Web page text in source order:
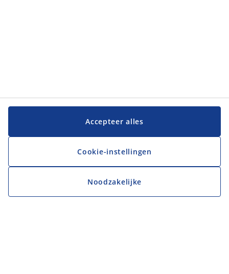
Accepteer alles
Cookie-instellingen
Noodzakelijke